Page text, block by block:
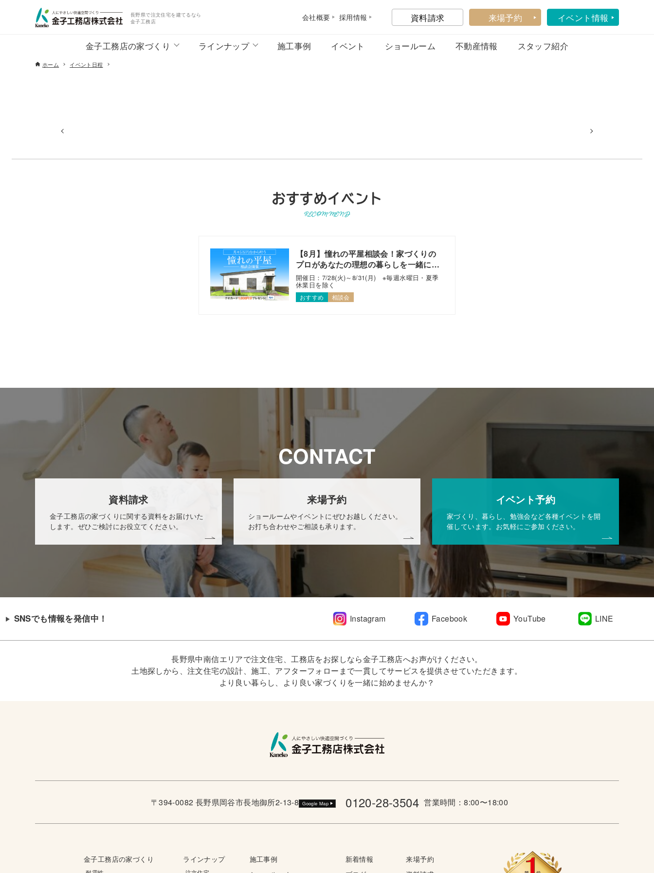
長野県で注文住宅を建てるなら
金子工務店
会社概要 採用情報 資料請求 来場予約 イベント情報
金子工務店の家づくり ラインナップ 施工事例 イベント ショールーム 不動産情報 スタッフ紹介
ホーム イベント日程
おすすめイベント
RECOMMEND
【8月】憧れの平屋相談会！家づくりの
プロがあなたの理想の暮らしを一緒に考
えます！
開催日：7/28(火)～8/31(月) ※毎週水曜日・夏季
休業日を除く
おすすめ 相談会
CONTACT
資料請求
金子工務店の家づくりに関する資料をお届けいた
します。ぜひご検討にお役立てください。
来場予約
ショールームやイベントにぜひお越しください。
お打ち合わせやご相談も承ります。
イベント予約
家づくり、暮らし、勉強会など各種イベントを開
催しています。お気軽にご参加ください。
SNSでも情報を発信中！ Instagram Facebook YouTube LINE
長野県中南信エリアで注文住宅、工務店をお探しなら金子工務店へお声がけください。
土地探しから、注文住宅の設計、施工、アフターフォローまで一貫してサービスを提供させていただきます。
より良い暮らし、より良い家づくりを一緒に始めませんか？
〒394-0082 長野県岡谷市長地御所2-13-8 Google Map 0120-28-3504 営業時間：8:00〜18:00
金子工務店の家づくり ラインナップ
施工事例
新着情報
来場予約